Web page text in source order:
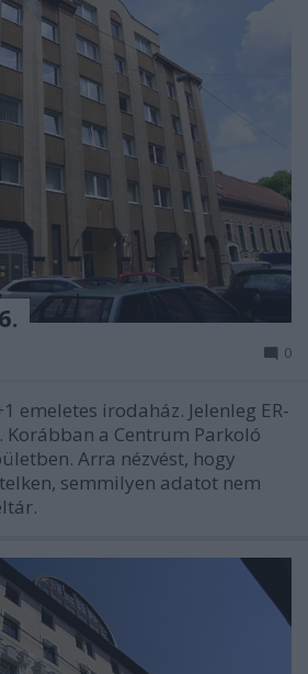
0
emeletes irodaház. Jelenleg ER-
Korábban a Centrum Parkoló
Arra nézvést, hogy
semmilyen adatot nem